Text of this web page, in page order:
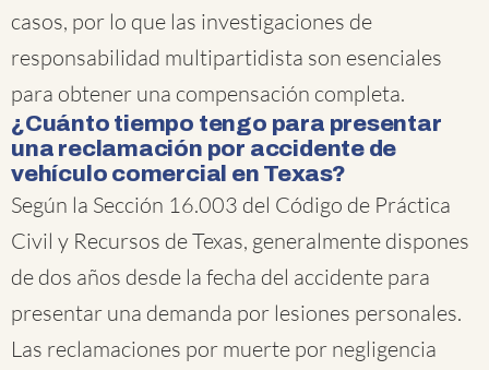
casos, por lo que las investigaciones de
responsabilidad multipartidista son esenciales
para obtener una compensación completa.
¿Cuánto tiempo tengo para presentar
una reclamación por accidente de
vehículo comercial en Texas?
Según la Sección 16.003 del Código de Práctica
Civil y Recursos de Texas, generalmente dispones
de dos años desde la fecha del accidente para
presentar una demanda por lesiones personales.
Las reclamaciones por muerte por negligencia